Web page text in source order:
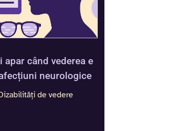
apar când vederea e
neurologice
de vedere